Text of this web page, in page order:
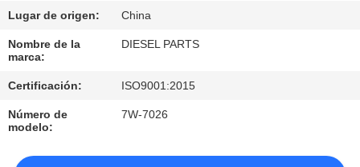
ÉNTRENOS
EN
CONTACTO
CON
Lugar de origen: China
Nombre de la
marca:
DIESEL PARTS
Certificación: ISO9001:2015
Número de
modelo:
7W-7026